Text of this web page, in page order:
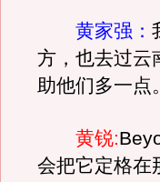
黄家强：
方，也去过云
助他们多一点。
黄锐:
会把它定格在